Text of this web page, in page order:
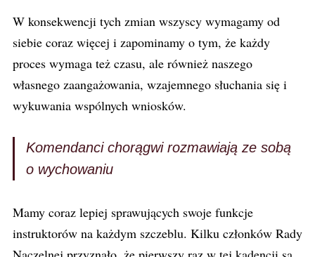
W konsekwencji tych zmian wszyscy wymagamy od
siebie coraz więcej i zapominamy o tym, że każdy
proces wymaga też czasu, ale również naszego
własnego zaangażowania, wzajemnego słuchania się i
wykuwania wspólnych wniosków.
Komendanci chorągwi rozmawiają ze sobą
o wychowaniu
Mamy coraz lepiej sprawujących swoje funkcje
instruktorów na każdym szczeblu. Kilku członków Rady